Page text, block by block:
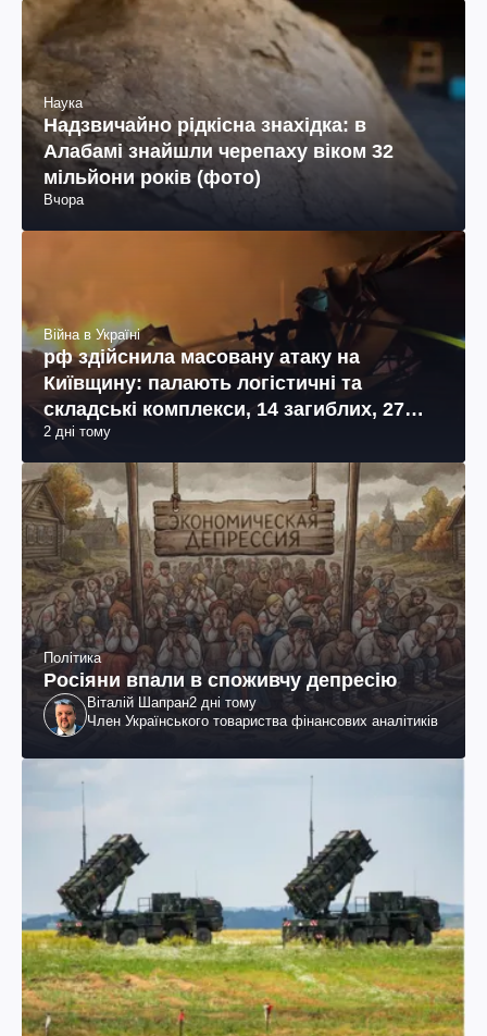
Наука
Надзвичайно рідкісна знахідка: в
Алабамі знайшли черепаху віком 32
мільйони років (фото)
Вчора
Війна в Україні
рф здійснила масовану атаку на
Київщину: палають логістичні та
складські комплекси, 14 загиблих, 27
поранених (фото, відео)
2 дні тому
Політика
Росіяни впали в споживчу депресію
Віталій Шапран2 дні тому
Член Українського товариства фінансових аналітиків